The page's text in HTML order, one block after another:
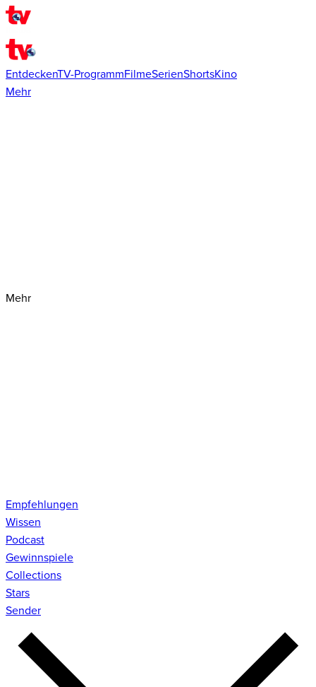
EntdeckenTV-ProgrammFilmeSerienShortsKino
Mehr
Mehr
Empfehlungen
Wissen
Podcast
Gewinnspiele
Collections
Stars
Sender